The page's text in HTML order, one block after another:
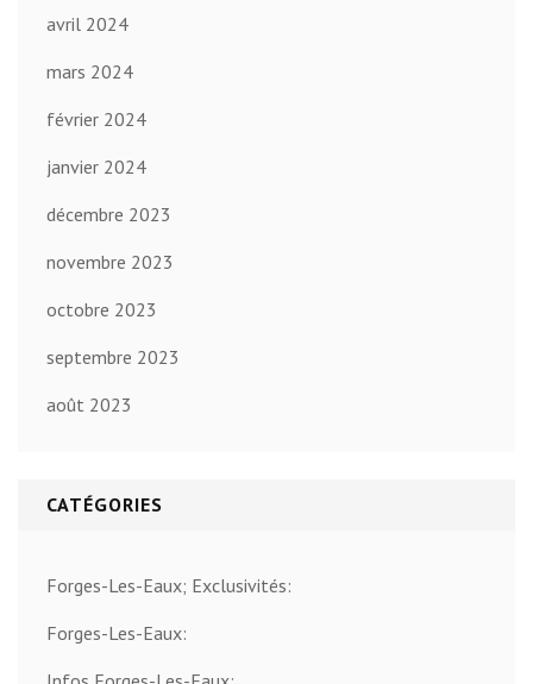
avril 2024
mars 2024
février 2024
janvier 2024
décembre 2023
novembre 2023
octobre 2023
septembre 2023
août 2023
CATÉGORIES
Forges-Les-Eaux; Exclusivités:
Forges-Les-Eaux: